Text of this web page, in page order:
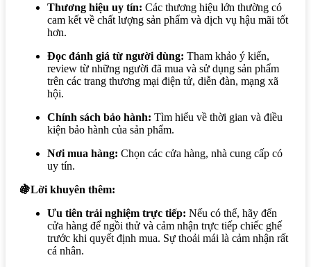
Thương hiệu uy tín: Các thương hiệu lớn thường có
cam kết về chất lượng sản phẩm và dịch vụ hậu mãi tốt
hơn.
Đọc đánh giá từ người dùng: Tham khảo ý kiến,
review từ những người đã mua và sử dụng sản phẩm
trên các trang thương mại điện tử, diễn đàn, mạng xã
hội.
Chính sách bảo hành: Tìm hiểu về thời gian và điều
kiện bảo hành của sản phẩm.
Nơi mua hàng: Chọn các cửa hàng, nhà cung cấp có
uy tín.
🍇Lời khuyên thêm:
Ưu tiên trải nghiệm trực tiếp: Nếu có thể, hãy đến
cửa hàng để ngồi thử và cảm nhận trực tiếp chiếc ghế
trước khi quyết định mua. Sự thoải mái là cảm nhận rất
cá nhân.